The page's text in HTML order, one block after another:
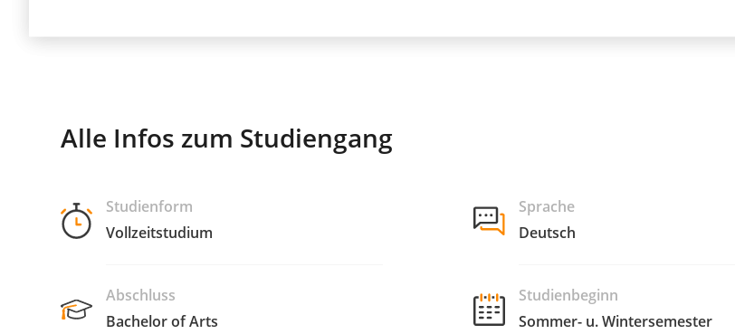
Alle Infos zum Studiengang
Studienform
Vollzeitstudium
Abschluss
Bachelor of Arts
Sprache
Deutsch
Studienbeginn
Sommer- u. Wintersemester